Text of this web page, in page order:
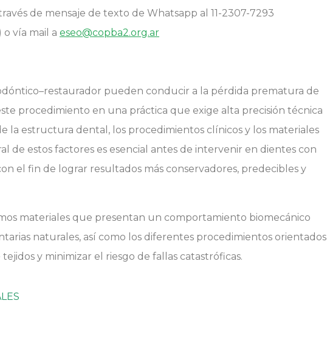
de mensaje de texto de Whatsapp al 11-2307-7293
o vía mail a eseo@copba2.org.ar
pueden conducir a la pérdida prematura de
procedimiento en una práctica que exige alta precisión técnica
la estructura dental, los procedimientos clínicos y los materiales
de estos factores es esencial antes de intervenir en dientes con
el fin de lograr resultados más conservadores, predecibles y
materiales que presentan un comportamiento biomecánico
naturales, así como los diferentes procedimientos orientados
y minimizar el riesgo de fallas catastróficas.